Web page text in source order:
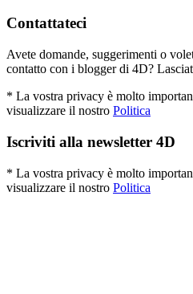
Contattateci
Avete domande, suggerimenti o
contatto con i blogger di 4D?
* La vostra privacy è molto
visualizzare il nostro Politica
Iscriviti alla newsletter 4D
* La vostra privacy è molto
visualizzare il nostro Politica